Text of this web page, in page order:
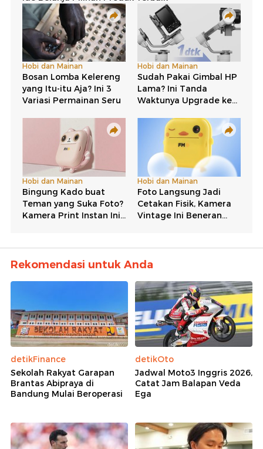
Rekomendasi untuk Anda
detikFinance
Sekolah Rakyat Garapan
Brantas Abipraya di
Bandung Mulai Beroperasi
detikOto
Jadwal Moto3 Inggris 2026,
Catat Jam Balapan Veda
Ega